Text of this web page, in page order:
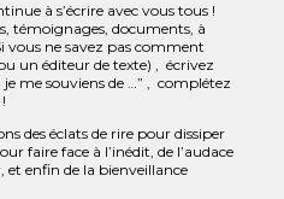
à s’écrire avec vous tous !
témoignages, documents, à
vous ne savez pas comment
un éditeur de texte) , écrivez
je me souviens de …” , complétez
des éclats de rire pour dissiper
faire face à l’inédit, de l’audace
et enfin de la bienveillance